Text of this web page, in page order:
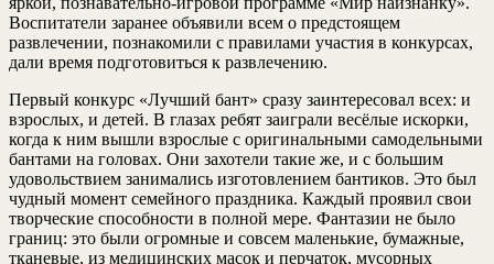
Воспитатели заранее объявили всем о предстоящем
развлечении, познакомили с правилами участия в конкурсах,
дали время подготовиться к развлечению.
Первый конкурс «Лучший бант» сразу заинтересовал всех: и
взрослых, и детей. В глазах ребят заиграли весёлые искорки,
когда к ним вышли взрослые с оригинальными самодельными
бантами на головах. Они захотели такие же, и с большим
удовольствием занимались изготовлением бантиков. Это был
чудный момент семейного праздника. Каждый проявил свои
творческие способности в полной мере. Фантазии не было
границ: это были огромные и совсем маленькие, бумажные,
тканевые, из медицинских масок и перчаток, мусорных